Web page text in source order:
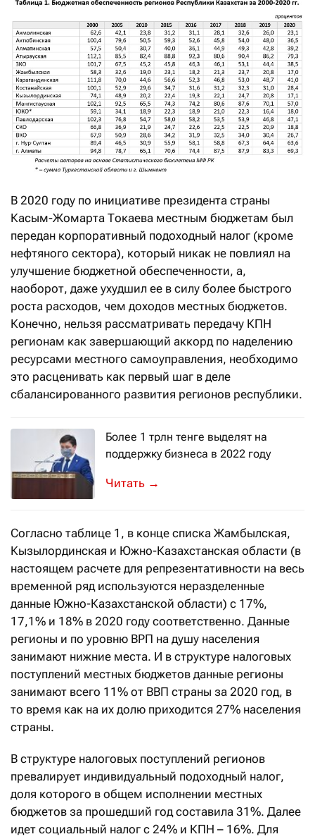
В 2020 году по инициативе президента страны
Касым-Жомарта Токаева местным бюджетам был
передан корпоративный подоходный налог (кроме
нефтяного сектора), который никак не повлиял на
улучшение бюджетной обеспеченности, а,
наоборот, даже ухудшил ее в силу более быстрого
роста расходов, чем доходов местных бюджетов.
Конечно, нельзя рассматривать передачу КПН
регионам как завершающий аккорд по наделению
ресурсами местного самоуправления, необходимо
это расценивать как первый шаг в деле
сбалансированного развития регионов республики.
Более 1 трлн тенге выделят на
поддержку бизнеса в 2022 году
Об этом рассказал министр
→
Согласно таблице 1, в конце списка Жамбылская,
Кызылординская и Южно-Казахстанская области (в
настоящем расчете для репрезентативности на весь
временной ряд используются неразделенные
данные Южно-Казахстанской области) с 17%,
17,1% и 18% в 2020 году соответственно. Данные
регионы и по уровню ВРП на душу населения
занимают нижние места. И в структуре налоговых
поступлений местных бюджетов данные регионы
занимают всего 11% от ВВП страны за 2020 год, в
то время как на их долю приходится 27% населения
страны.
В структуре налоговых поступлений регионов
превалирует индивидуальный подоходный налог,
доля которого в общем исполнении местных
бюджетов за прошедший год составила 31%. Далее
идет социальный налог с 24% и КПН – 16%. Для